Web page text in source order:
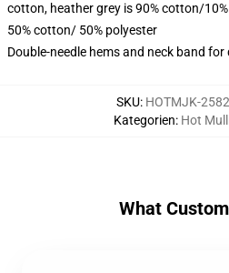
cotton, heather grey is 90% cotton/
50% cotton/ 50% polyester
Double-needle hems and neck band
SKU: HOTMJK-
Kategorien: Hot
What